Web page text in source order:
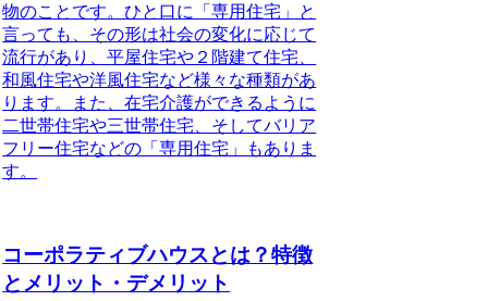
物のことです。ひと口に「専用住宅」と
言っても、その形は社会の変化に応じて
流行があり、平屋住宅や２階建て住宅、
和風住宅や洋風住宅など様々な種類があ
ります。また、在宅介護ができるように
二世帯住宅や三世帯住宅、そしてバリア
フリー住宅などの「専用住宅」もありま
す。
コーポラティブハウスとは？特徴
とメリット・デメリット